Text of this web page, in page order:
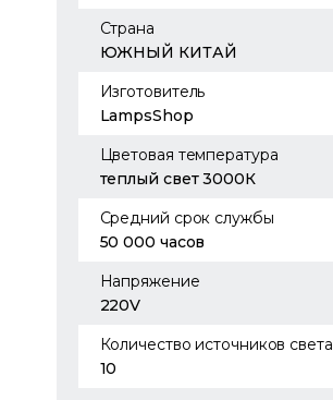
Страна
ЮЖНЫЙ КИТАЙ
Изготовитель
LampsShop
Цветовая температура
теплый свет 3000К
Средний срок службы
50 000 часов
Напряжение
220V
Количество источников света
10